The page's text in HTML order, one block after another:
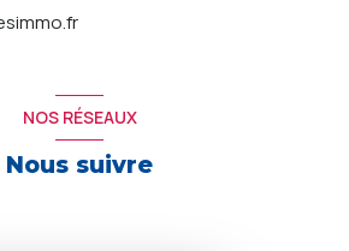
NOS RÉSEAUX
Nous suivre